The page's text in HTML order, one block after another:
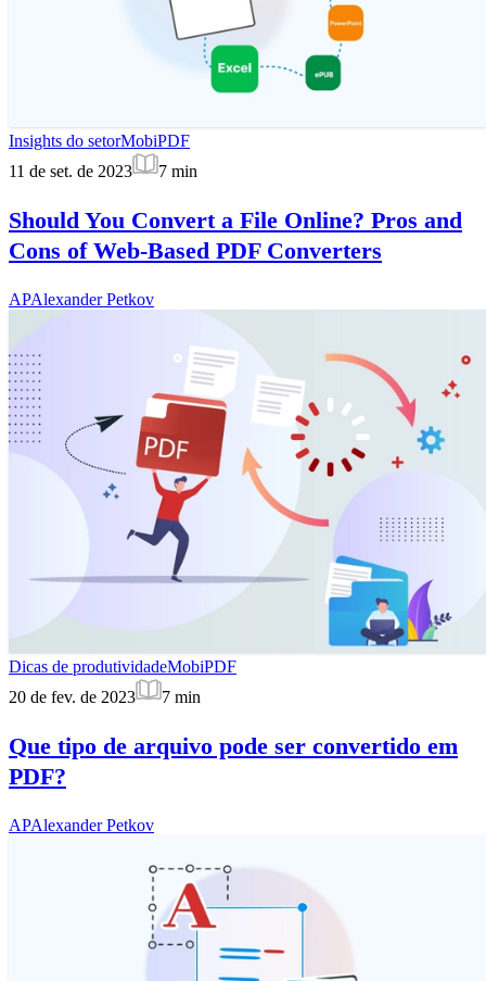
Insights do setorMobiPDF
11 de set. de 2023
7 min
Should You Convert a File Online? Pros and
Cons of Web-Based PDF Converters
APAlexander Petkov
Dicas de produtividadeMobiPDF
20 de fev. de 2023
7 min
Que tipo de arquivo pode ser convertido em
PDF?
APAlexander Petkov